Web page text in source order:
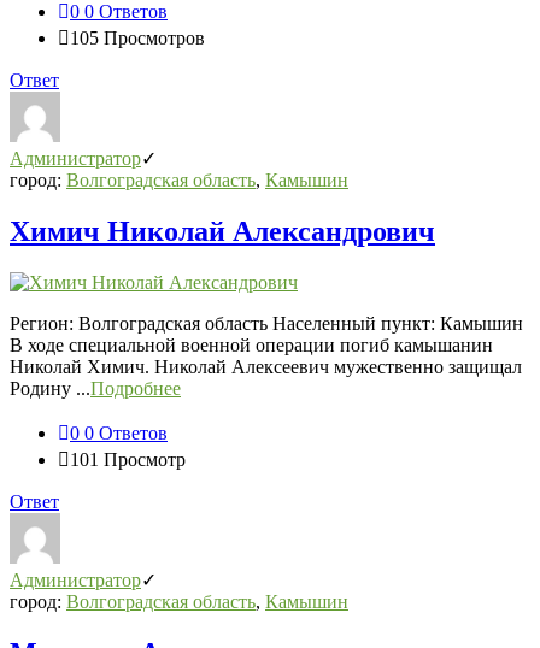
0 0 Ответов
105 Просмотров
Ответ
Администратор
город: Волгоградская область, Камышин
Химич Николай Александрович
Регион: Волгоградская область Населенный пункт: Камышин
В ходе специальной военной операции погиб камышанин
Николай Химич. Николай Алексеевич мужественно защищал
Родину ...Подробнее
0 0 Ответов
101 Просмотр
Ответ
Администратор
город: Волгоградская область, Камышин